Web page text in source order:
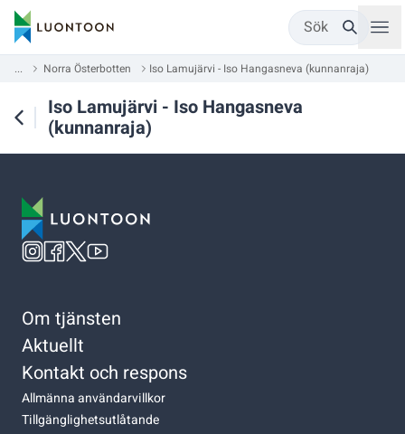
Sök
... Norra Österbotten Iso Lamujärvi - Iso Hangasneva (kunnanraja)
Iso Lamujärvi - Iso Hangasneva
(kunnanraja)
Om tjänsten
Aktuellt
Kontakt och respons
Allmänna användarvillkor
Tillgänglighetsutlåtande